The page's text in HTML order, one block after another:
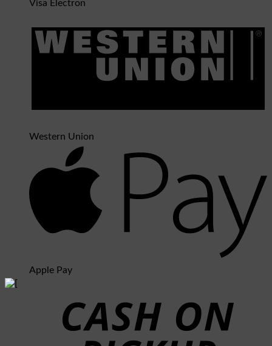
Visa Electron
Western Union
Apple Pay